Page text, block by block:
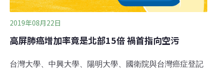
2019年08月22日
高屏肺癌增加率竟是北部15倍 禍首指向空污
台灣大學、中興大學、陽明大學、國衛院與台灣癌症登記